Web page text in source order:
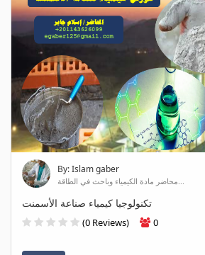
By: Islam gaber
محاضر مادة الكيمياء وباحث في الطاقة...
تكنولوجيا كيمياء صناعة الأسمنت
(0 Reviews) 0